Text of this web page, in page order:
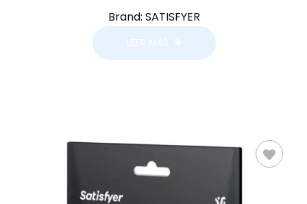
Brand: SATISFYER
LEER MÁS